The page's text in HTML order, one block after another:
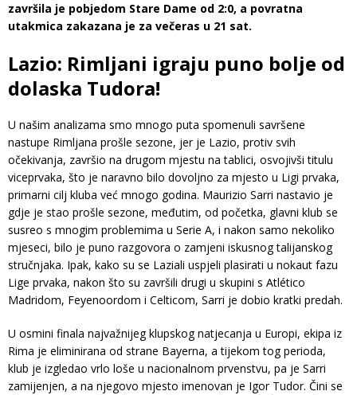
završila je pobjedom Stare Dame od 2:0, a povratna
utakmica zakazana je za večeras u 21 sat.
Lazio: Rimljani igraju puno bolje od
dolaska Tudora!
U našim analizama smo mnogo puta spomenuli savršene
nastupe Rimljana prošle sezone, jer je Lazio, protiv svih
očekivanja, završio na drugom mjestu na tablici, osvojivši titulu
viceprvaka, što je naravno bilo dovoljno za mjesto u Ligi prvaka,
primarni cilj kluba već mnogo godina. Maurizio Sarri nastavio je
gdje je stao prošle sezone, međutim, od početka, glavni klub se
susreo s mnogim problemima u Serie A, i nakon samo nekoliko
mjeseci, bilo je puno razgovora o zamjeni iskusnog talijanskog
stručnjaka. Ipak, kako su se Laziali uspjeli plasirati u nokaut fazu
Lige prvaka, nakon što su završili drugi u skupini s Atlético
Madridom, Feyenoordom i Celticom, Sarri je dobio kratki predah.
U osmini finala najvažnijeg klupskog natjecanja u Europi, ekipa iz
Rima je eliminirana od strane Bayerna, a tijekom tog perioda,
klub je izgledao vrlo loše u nacionalnom prvenstvu, pa je Sarri
zamijenjen, a na njegovo mjesto imenovan je Igor Tudor. Čini se